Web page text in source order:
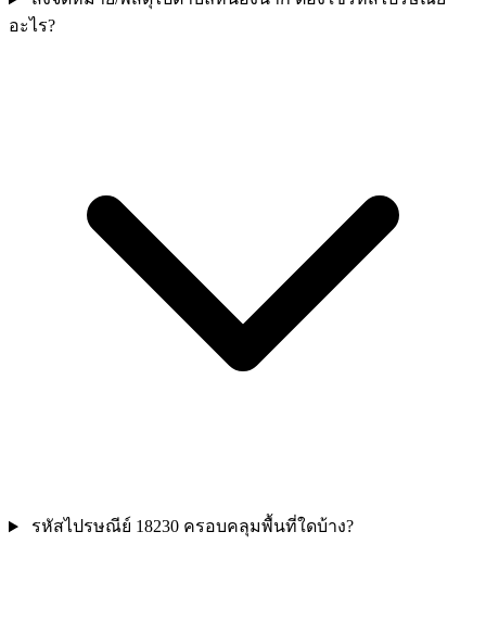
อะไร?
รหัสไปรษณีย์ 18230 ครอบคลุมพื้นที่ใดบ้าง?